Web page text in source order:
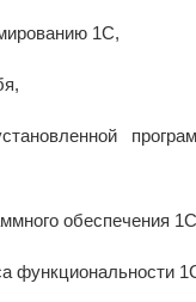
1С,
обеспечения
функциональности